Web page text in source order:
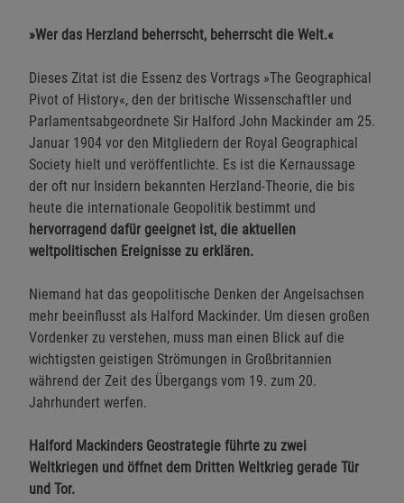
»Wer das Herzland beherrscht, beherrscht die Welt.«
Dieses Zitat ist die Essenz des Vortrags »The Geographical
Pivot of History«, den der britische Wissenschaftler und
Parlamentsabgeordnete Sir Halford John Mackinder am 25.
Januar 1904 vor den Mitgliedern der Royal Geographical
Society hielt und veröffentlichte. Es ist die Kernaussage
der oft nur Insidern bekannten Herzland-Theorie, die bis
heute die internationale Geopolitik bestimmt und
hervorragend dafür geeignet ist, die aktuellen
weltpolitischen Ereignisse zu erklären.
Niemand hat das geopolitische Denken der Angelsachsen
mehr beeinflusst als Halford Mackinder. Um diesen großen
Vordenker zu verstehen, muss man einen Blick auf die
wichtigsten geistigen Strömungen in Großbritannien
während der Zeit des Übergangs vom 19. zum 20.
Jahrhundert werfen.
Halford Mackinders Geostrategie führte zu zwei
Weltkriegen und öffnet dem Dritten Weltkrieg gerade Tür
und Tor.